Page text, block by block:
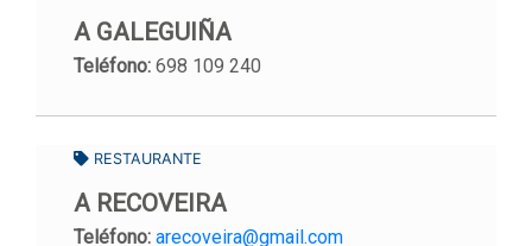
A GALEGUIÑA
Teléfono: 698 109 240
RESTAURANTE
A RECOVEIRA
Teléfono: arecoveira@gmail.com